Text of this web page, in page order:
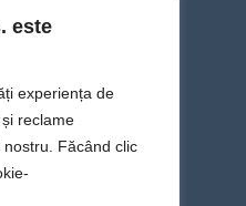
este
experiența de
reclame
Făcând clic